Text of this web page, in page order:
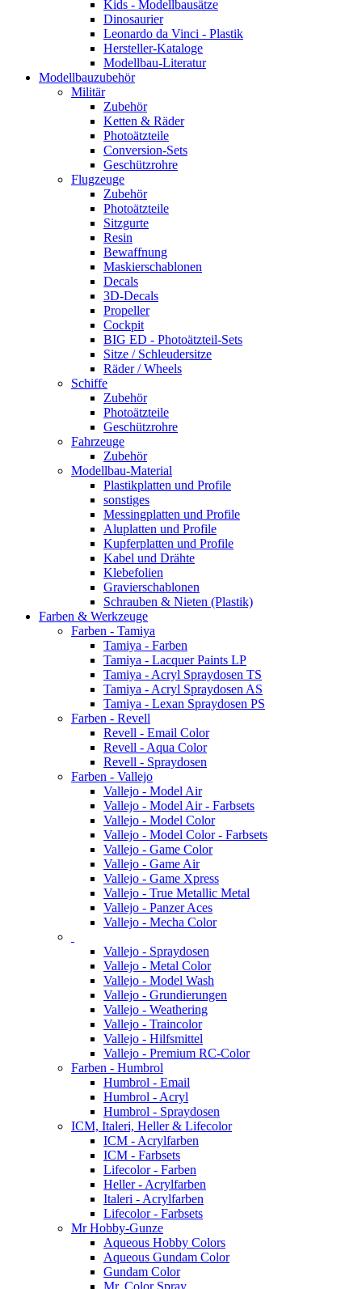
Kids - Modellbausätze
Dinosaurier
Leonardo da Vinci - Plastik
Hersteller-Kataloge
Modellbau-Literatur
Modellbauzubehör
Militär
Zubehör
Ketten & Räder
Photoätzteile
Conversion-Sets
Geschützrohre
Flugzeuge
Zubehör
Photoätzteile
Sitzgurte
Resin
Bewaffnung
Maskierschablonen
Decals
3D-Decals
Propeller
Cockpit
BIG ED - Photoätzteil-Sets
Sitze / Schleudersitze
Räder / Wheels
Schiffe
Zubehör
Photoätzteile
Geschützrohre
Fahrzeuge
Zubehör
Modellbau-Material
Plastikplatten und Profile
sonstiges
Messingplatten und Profile
Aluplatten und Profile
Kupferplatten und Profile
Kabel und Drähte
Klebefolien
Gravierschablonen
Schrauben & Nieten (Plastik)
Farben & Werkzeuge
Farben - Tamiya
Tamiya - Farben
Tamiya - Lacquer Paints LP
Tamiya - Acryl Spraydosen TS
Tamiya - Acryl Spraydosen AS
Tamiya - Lexan Spraydosen PS
Farben - Revell
Revell - Email Color
Revell - Aqua Color
Revell - Spraydosen
Farben - Vallejo
Vallejo - Model Air
Vallejo - Model Air - Farbsets
Vallejo - Model Color
Vallejo - Model Color - Farbsets
Vallejo - Game Color
Vallejo - Game Air
Vallejo - Game Xpress
Vallejo - True Metallic Metal
Vallejo - Panzer Aces
Vallejo - Mecha Color
Vallejo - Spraydosen
Vallejo - Metal Color
Vallejo - Model Wash
Vallejo - Grundierungen
Vallejo - Weathering
Vallejo - Traincolor
Vallejo - Hilfsmittel
Vallejo - Premium RC-Color
Farben - Humbrol
Humbrol - Email
Humbrol - Acryl
Humbrol - Spraydosen
ICM, Italeri, Heller & Lifecolor
ICM - Acrylfarben
ICM - Farbsets
Lifecolor - Farben
Heller - Acrylfarben
Italeri - Acrylfarben
Lifecolor - Farbsets
Mr Hobby-Gunze
Aqueous Hobby Colors
Aqueous Gundam Color
Gundam Color
Mr. Color Spray